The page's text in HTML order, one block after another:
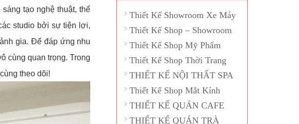
tạo nghệ thuật, thể
studio bởi sự tiện lợi,
gia. Để đáp ứng nhu
cùng quan trọng. Trong
theo dõi!
Thiết Kế Showroom Xe Máy
Thiết Kế Shop – Showroom
Thiết Kế Shop Mỹ Phẩm
Thiết Kế Shop Thời Trang
THIẾT KẾ NỘI THẤT SPA
Thiết Kế Shop Mắt Kính
THIẾT KẾ QUÁN CAFE
THIẾT KẾ QUÁN TRÀ